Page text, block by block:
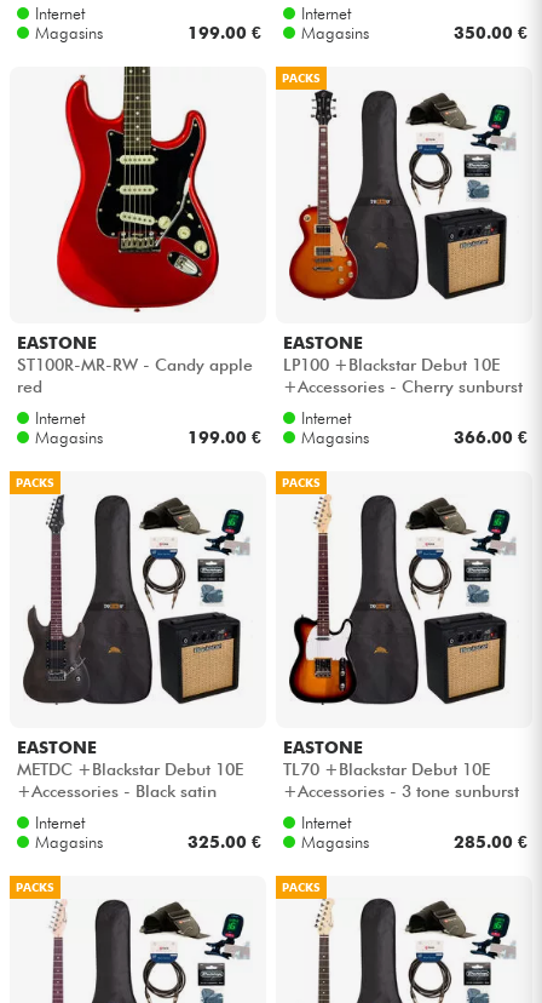
Internet
Magasins
199.00 €
flamesInternet
Magasins
350.00 €
EASTONE
ST100R-MR-RW - Candy apple
red
Internet
Magasins
199.00 €
PACKS
EASTONE
LP100 +Blackstar Debut 10E
+Accessories - Cherry sunburst
Internet
Magasins
366.00 €
PACKS
EASTONE
METDC +Blackstar Debut 10E
+Accessories - Black satin
Internet
Magasins
325.00 €
PACKS
EASTONE
TL70 +Blackstar Debut 10E
+Accessories - 3 tone sunburst
Internet
Magasins
285.00 €
PACKS PACKS